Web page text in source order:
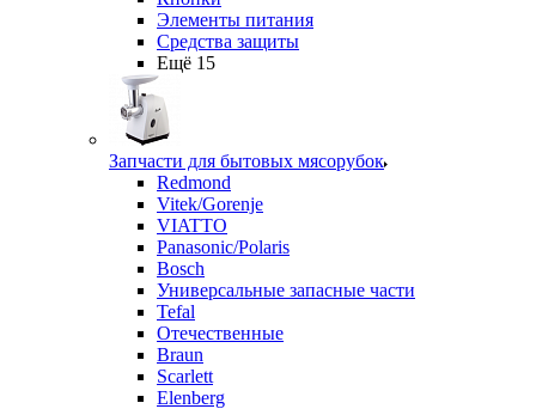
Элементы питания
Средства защиты
Ещё 15
Запчасти для бытовых мясорубок
Redmond
Vitek/Gorenje
VIATTO
Panasonic/Polaris
Bosch
Универсальные запасные части
Tefal
Отечественные
Braun
Scarlett
Elenberg